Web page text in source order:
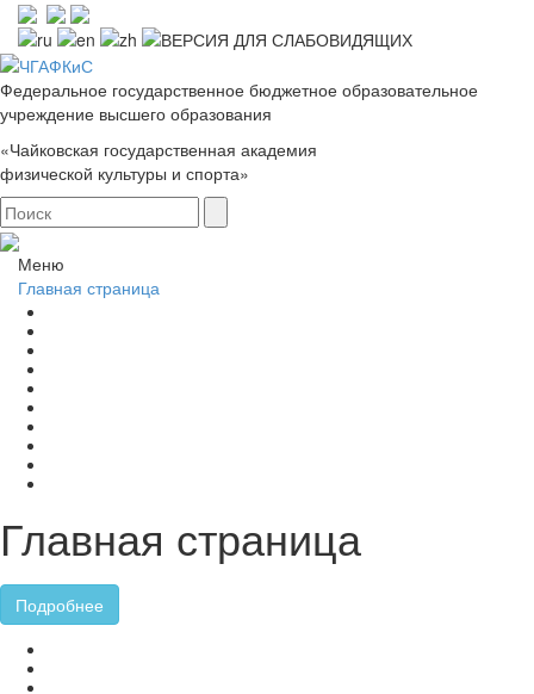
Федеральное государственное бюджетное образовательное
учреждение высшего образования
«Чайковская государственная академия
физической культуры и спорта»
Меню
Главная страница
Главная страница
Подробнее